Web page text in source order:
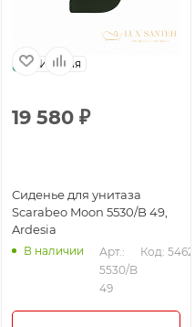
Италия
19 580 ₽
Сиденье для унитаза
Scarabeo Moon 5530/B 49,
Ardesia
В наличии
Арт.:
5530/B
49
Код: 54627